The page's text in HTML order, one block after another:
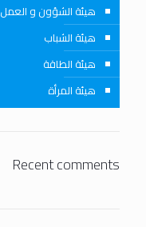
هيئة الشؤون و العمل
هيئة الشباب
هيئة الطاقة
هيئة المرأة
Recent comments